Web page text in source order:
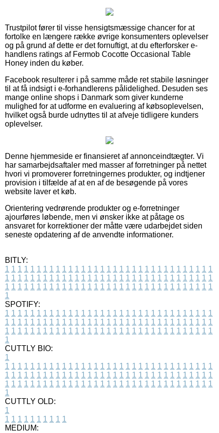
Trustpilot fører til visse hensigtsmæssige chancer for at
fortolke en længere række øvrige konsumenters oplevelser
og på grund af dette er det fornuftigt, at du efterforsker e-
handlens ratings af Fermob Cocotte Occasional Table
Honey inden du køber.
Facebook resulterer i på samme måde ret stabile løsninger
til at få indsigt i e-forhandlerens pålidelighed. Desuden ses
mange online shops i Danmark som giver kunderne
mulighed for at udforme en evaluering af købsoplevelsen,
hvilket også burde udnyttes til at afveje tidligere kunders
oplevelser.
Denne hjemmeside er finansieret af annonceindtægter. Vi
har samarbejdsaftaler med masser af forretninger på nettet
hvori vi promoverer forretningernes produkter, og indtjener
provision i tilfælde af at en af de besøgende på vores
website laver et køb.
Orientering vedrørende produkter og e-forretninger
ajourføres løbende, men vi ønsker ikke at påtage os
ansvaret for korrektioner der måtte være udarbejdet siden
seneste opdatering af de anvendte informationer.
BITLY:
1 1 1 1 1 1 1 1 1 1 1 1 1 1 1 1 1 1 1 1 1 1 1 1 1 1 1 1 1 1 1 1 1
1 1 1 1 1 1 1 1 1 1 1 1 1 1 1 1 1 1 1 1 1 1 1 1 1 1 1 1 1 1 1 1 1
1 1 1 1 1 1 1 1 1 1 1 1 1 1 1 1 1 1 1 1 1 1 1 1 1 1 1 1 1 1 1 1 1
1
SPOTIFY:
1 1 1 1 1 1 1 1 1 1 1 1 1 1 1 1 1 1 1 1 1 1 1 1 1 1 1 1 1 1 1 1 1
1 1 1 1 1 1 1 1 1 1 1 1 1 1 1 1 1 1 1 1 1 1 1 1 1 1 1 1 1 1 1 1 1
1 1 1 1 1 1 1 1 1 1 1 1 1 1 1 1 1 1 1 1 1 1 1 1 1 1 1 1 1 1 1 1 1
1
CUTTLY BIO:
1
1 1 1 1 1 1 1 1 1 1 1 1 1 1 1 1 1 1 1 1 1 1 1 1 1 1 1 1 1 1 1 1 1
1 1 1 1 1 1 1 1 1 1 1 1 1 1 1 1 1 1 1 1 1 1 1 1 1 1 1 1 1 1 1 1 1
1 1 1 1 1 1 1 1 1 1 1 1 1 1 1 1 1 1 1 1 1 1 1 1 1 1 1 1 1 1 1 1 1
1
CUTTLY OLD:
1
1 1 1 1 1 1 1 1 1 1
MEDIUM: